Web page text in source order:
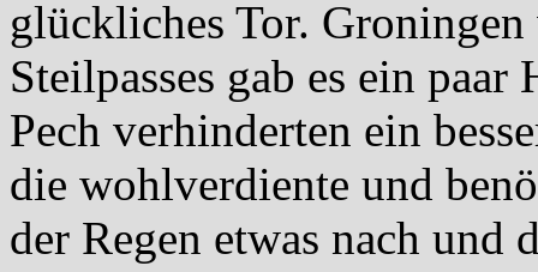
glückliches Tor.
Steilpasses gab es ein
Pech verhinderten ein
die wohlverdiente und
der Regen etwas nach